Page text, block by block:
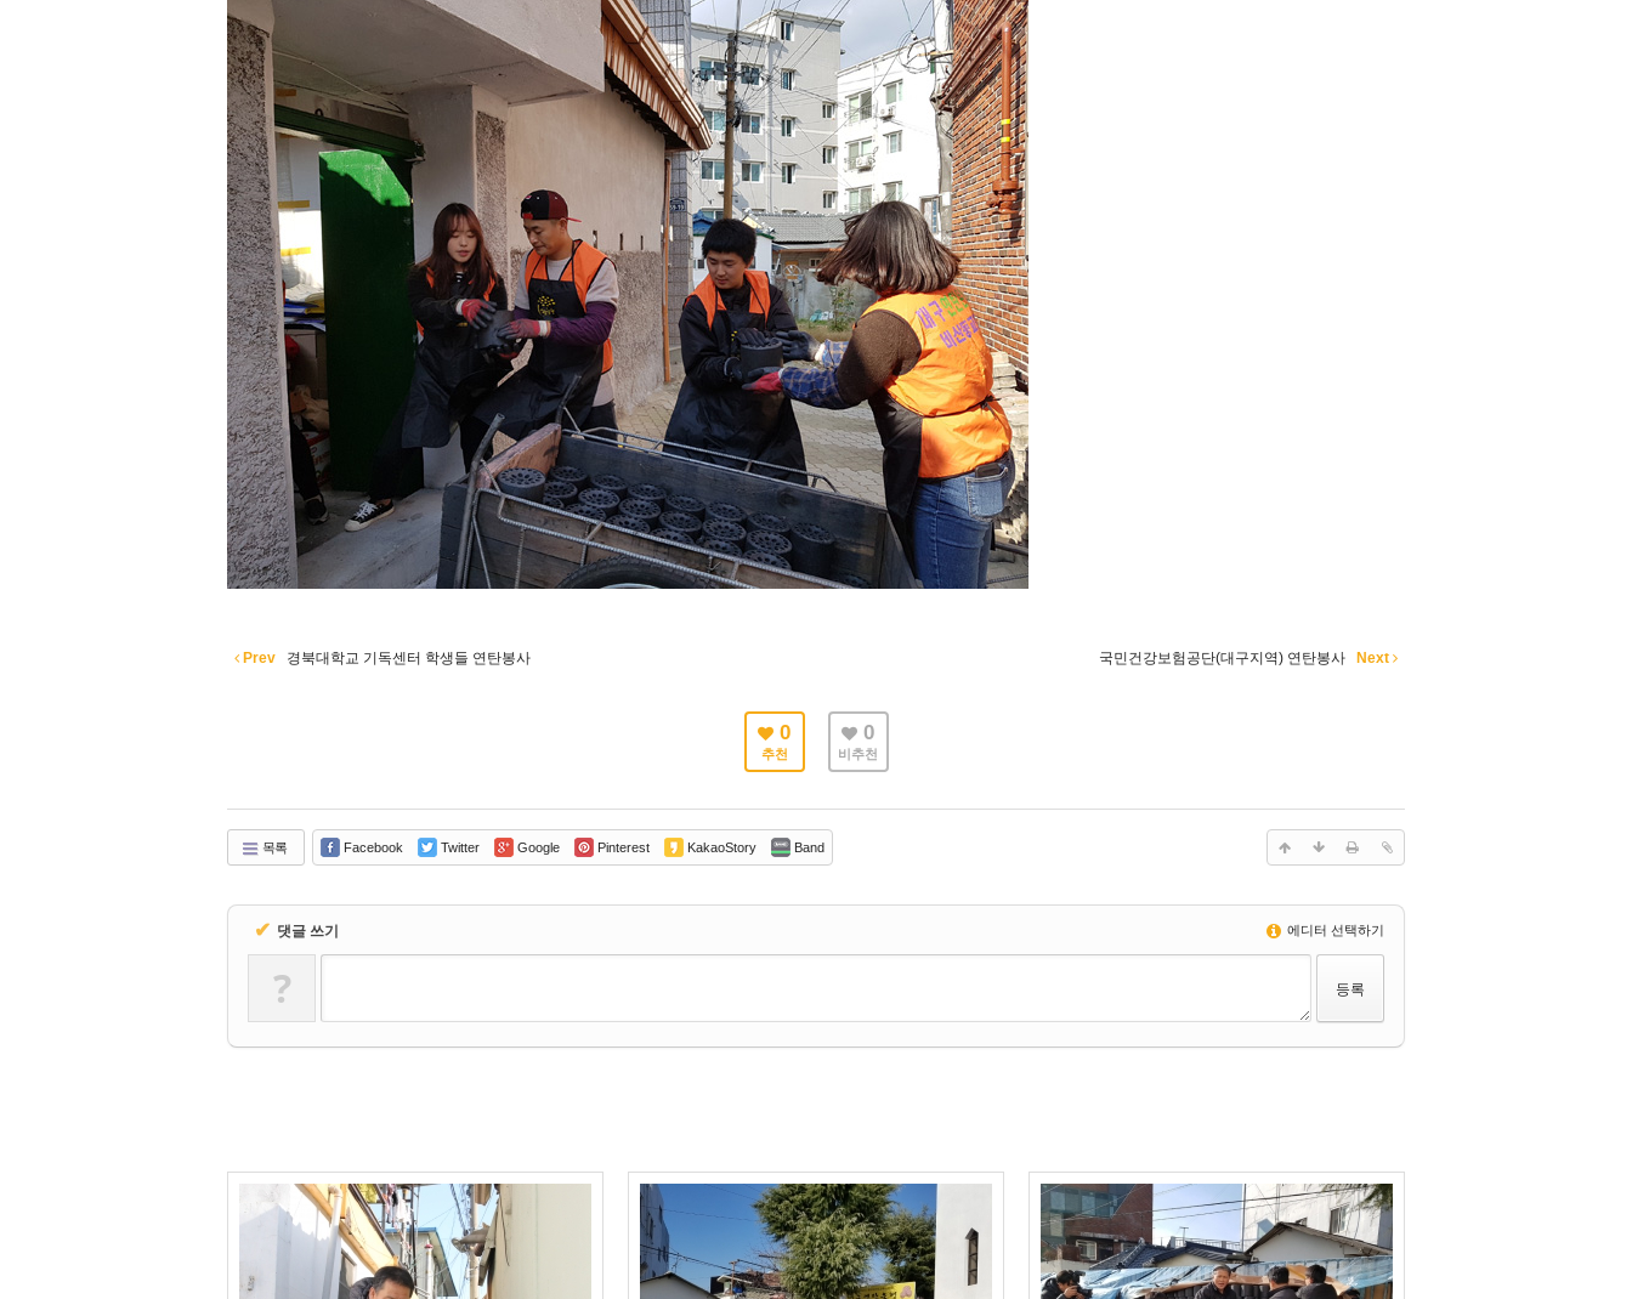
Prev 경북대학교 기독센터 학생들 연탄봉사 국민건강보험공단(대구지역) 연탄봉사 Next
0
추천
0
비추천
목록 Facebook Twitter Google Pinterest KakaoStory Band
✔ 댓글 쓰기 에디터 선택하기
?